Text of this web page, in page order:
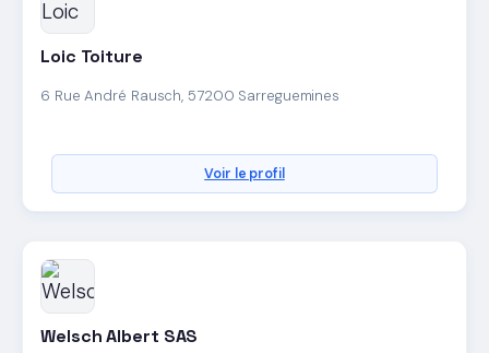
Loic Toiture
6 Rue André Rausch, 57200 Sarreguemines
Voir le profil
Welsch Albert SAS